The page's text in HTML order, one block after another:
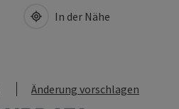
In der Nähe
Änderung vorschlagen